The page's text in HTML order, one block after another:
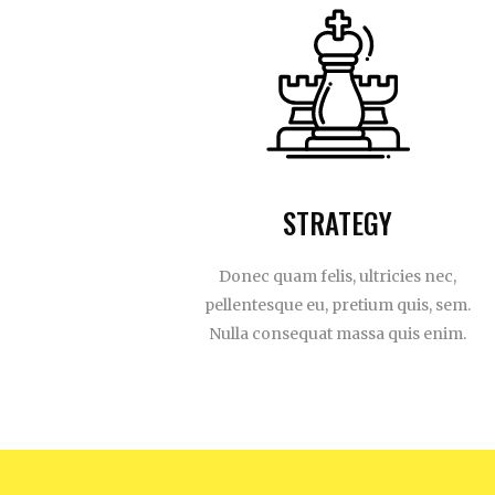
STRATEGY
Donec quam felis, ultricies nec,
pellentesque eu, pretium quis, sem.
Nulla consequat massa quis enim.